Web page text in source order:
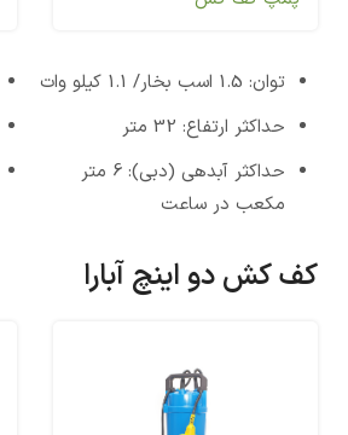
توان: 1.5 اسب بخار/ 1.1 کیلو وات
حداکثر ارتفاع: 32 متر
حداکثر آبدهی (دبی): 6 متر
مکعب در ساعت
کف کش دو اینچ آبارا